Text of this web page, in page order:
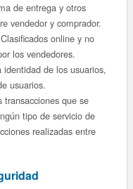
de entrega y otros
vendedor y comprador.
online y no
los vendedores.
identidad de los usuarios,
usuarios.
transacciones que se
tipo de servicio de
realizadas entre